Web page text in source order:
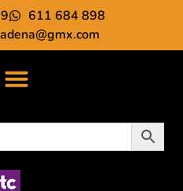
611 684 898